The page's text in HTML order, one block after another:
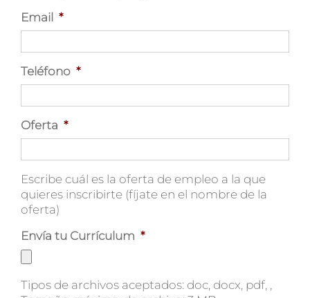
Email *
Teléfono *
Oferta *
Escribe cuál es la oferta de empleo a la que
quieres inscribirte (fíjate en el nombre de la
oferta)
Envía tu Currículum *
Tipos de archivos aceptados: doc, docx, pdf, ,